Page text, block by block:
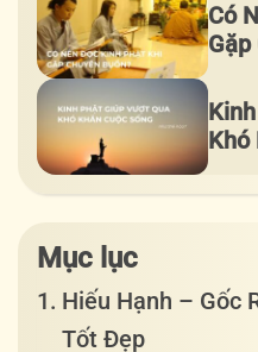
Có
Gặp
Khó
Mục lục
Hiếu Hạnh – Gốc
Tốt Đẹp